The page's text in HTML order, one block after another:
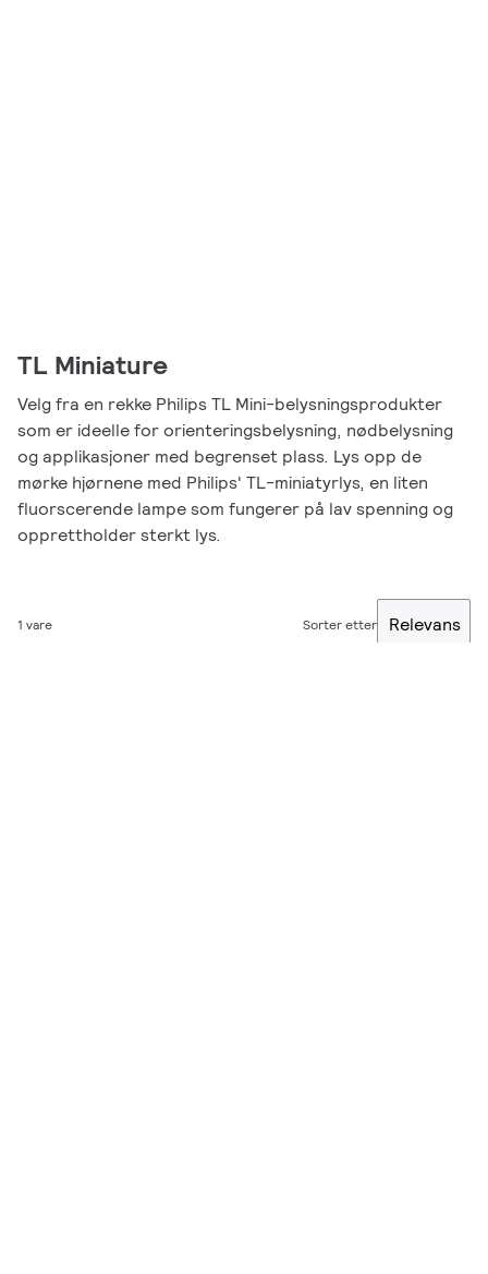
TL Miniature
Velg fra en rekke Philips TL Mini-belysningsprodukter
som er ideelle for orienteringsbelysning, nødbelysning
og applikasjoner med begrenset plass. Lys opp de
mørke hjørnene med Philips' TL-miniatyrlys, en liten
fluorscerende lampe som fungerer på lav spenning og
opprettholder sterkt lys.
1 vare Sorter etter Relevans